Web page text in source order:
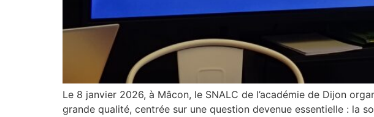
Le 8 janvier 2026, à Mâcon, le SNALC de l’académie de Dijon
grande qualité, centrée sur une question devenue essentielle : la